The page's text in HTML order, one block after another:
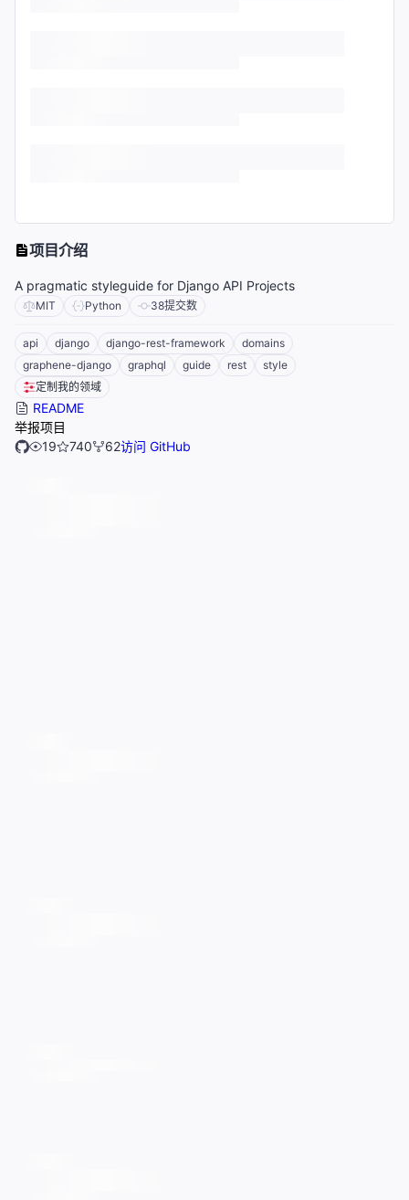
项目介绍
A pragmatic styleguide for Django API Projects
MIT Python 38提交数
api django django-rest-framework
domains
graphene-django
graphql guide rest
style
定制我的领域
README
举报项目
19
740 62访问 GitHub